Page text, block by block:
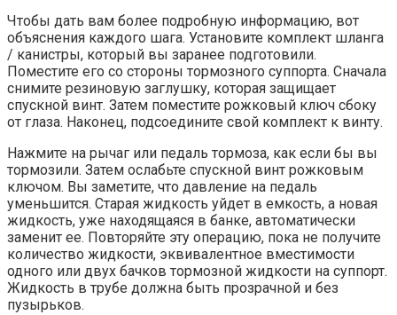
Чтобы дать вам более подробную информацию, вот
объяснения каждого шага. Установите комплект шланга
/ канистры, который вы заранее подготовили.
Поместите его со стороны тормозного суппорта. Сначала
снимите резиновую заглушку, которая защищает
спускной винт. Затем поместите рожковый ключ сбоку
от глаза. Наконец, подсоедините свой комплект к винту.
Нажмите на рычаг или педаль тормоза, как если бы вы
тормозили. Затем ослабьте спускной винт рожковым
ключом. Вы заметите, что давление на педаль
уменьшится. Старая жидкость уйдет в емкость, а новая
жидкость, уже находящаяся в банке, автоматически
заменит ее. Повторяйте эту операцию, пока не получите
количество жидкости, эквивалентное вместимости
одного или двух бачков тормозной жидкости на суппорт.
Жидкость в трубе должна быть прозрачной и без
пузырьков.